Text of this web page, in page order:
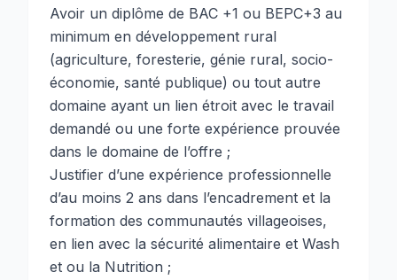
Avoir un diplôme de BAC +1 ou BEPC+3 au
minimum en développement rural
(agriculture, foresterie, génie rural, socio-
économie, santé publique) ou tout autre
domaine ayant un lien étroit avec le travail
demandé ou une forte expérience prouvée
dans le domaine de l’offre ;
Justifier d’une expérience professionnelle
d’au moins 2 ans dans l’encadrement et la
formation des communautés villageoises,
en lien avec la sécurité alimentaire et Wash
et ou la Nutrition ;